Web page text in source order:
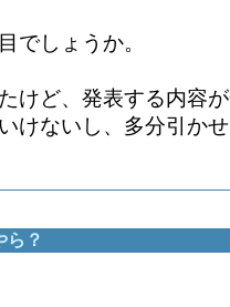
でしょうか。
たけど、発表する内
けないし、多分引か
ら？